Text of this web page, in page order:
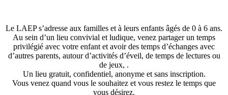
Le LAEP s’adresse aux familles et à leurs enfants âgés de 0 à 6 ans.
Au sein d’un lieu convivial et ludique, venez partager un temps
privilégié avec votre enfant et avoir des temps d’échanges avec
d’autres parents, autour d’activités d’éveil, de temps de lectures ou
de jeux, .
Un lieu gratuit, confidentiel, anonyme et sans inscription.
Vous venez quand vous le souhaitez et vous restez le temps que
vous désirez.